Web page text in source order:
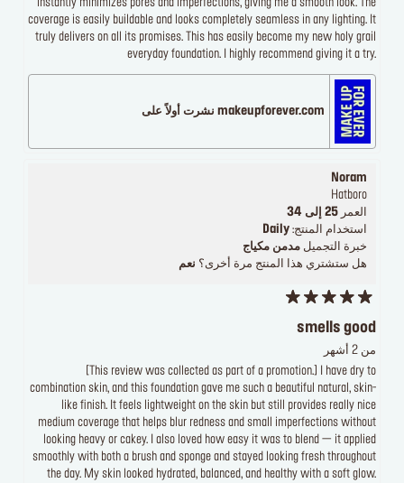
instantly minimizes pores and imperfections, giving me a smooth look. The
coverage is easily buildable and looks completely seamless in any lighting. It
truly delivers on all its promises. This has easily become my new holy grail
everyday foundation. I highly recommend giving it a try.
makeupforever.com نشرت أولاً على
Noram
Hatboro
العمر 25 إلى 34
استخدام المنتج: Daily
خبرة التجميل مدمن مكياج
هل ستشتري هذا المنتج مرة أخرى؟ نعم
smells good
من 2 أشهر
[This review was collected as part of a promotion.] I have dry to
combination skin, and this foundation gave me such a beautiful natural, skin-
like finish. It feels lightweight on the skin but still provides really nice
medium coverage that helps blur redness and small imperfections without
looking heavy or cakey. I also loved how easy it was to blend — it applied
smoothly with both a brush and sponge and stayed looking fresh throughout
the day. My skin looked hydrated, balanced, and healthy with a soft glow.